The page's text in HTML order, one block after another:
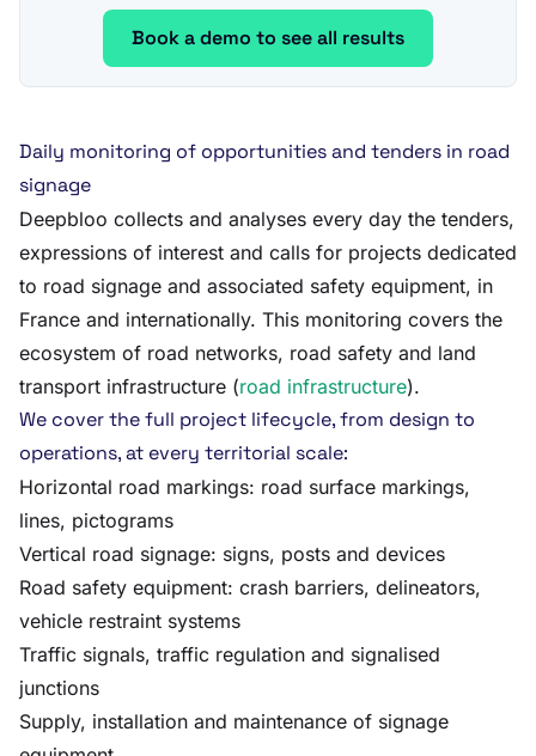
Book a demo to see all results
Daily monitoring of opportunities and tenders in road
signage
Deepbloo collects and analyses every day the tenders,
expressions of interest and calls for projects dedicated
to road signage and associated safety equipment, in
France and internationally. This monitoring covers the
ecosystem of road networks, road safety and land
transport infrastructure (road infrastructure).
We cover the full project lifecycle, from design to
operations, at every territorial scale:
Horizontal road markings: road surface markings,
lines, pictograms
Vertical road signage: signs, posts and devices
Road safety equipment: crash barriers, delineators,
vehicle restraint systems
Traffic signals, traffic regulation and signalised
junctions
Supply, installation and maintenance of signage